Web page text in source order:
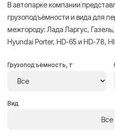
В автопарке компании
грузоподъёмности и вида для
межгороду: Лада Ларгус,
Hyundai Porter, HD-65 и HD-78,
Грузоподъёмность, т
Вид